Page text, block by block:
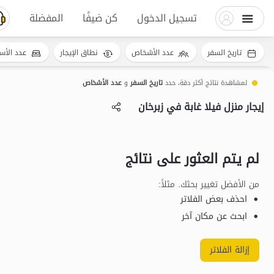
تسجيل الدخول كن ضيفًا المفضلة
لمشاهدة نتائج أكثر دقة، حددتاريخ السفروعدد الأشخاص
إيجار منزل فيلا غابة في زبرخان
لم يتم العثور على نتائج
من الأفضل تغيير بحثك. مثلاً:
احذف بعض الفلاتر
ابحث عن مكان آخر
إزالة الفلاتر
تاريخ السفر عدد الأشخاص نطاق الإيجار عدد